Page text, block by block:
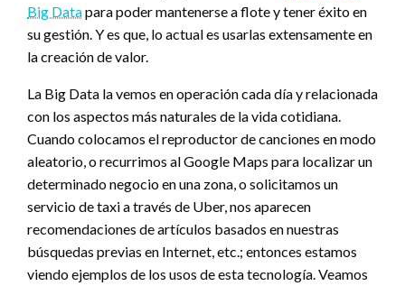
Big Datapara poder mantenerse a flote y tener éxito en
su gestión. Y es que, lo actual es usarlas extensamente en
la creación de valor.
La Big Data la vemos en operación cada día y relacionada
con los aspectos más naturales de la vida cotidiana.
Cuando colocamos el reproductor de canciones en modo
aleatorio, o recurrimos al Google Maps para localizar un
determinado negocio en una zona, o solicitamos un
servicio de taxi a través de Uber, nos aparecen
recomendaciones de artículos basados en nuestras
búsquedas previas en Internet, etc.; entonces estamos
viendo ejemplos de los usos de esta tecnología. Veamos